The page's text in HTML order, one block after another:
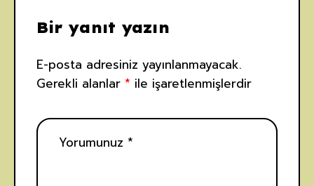
Bir yanıt yazın
E-posta adresiniz yayınlanmayacak.
Gerekli alanlar * ile işaretlenmişlerdir